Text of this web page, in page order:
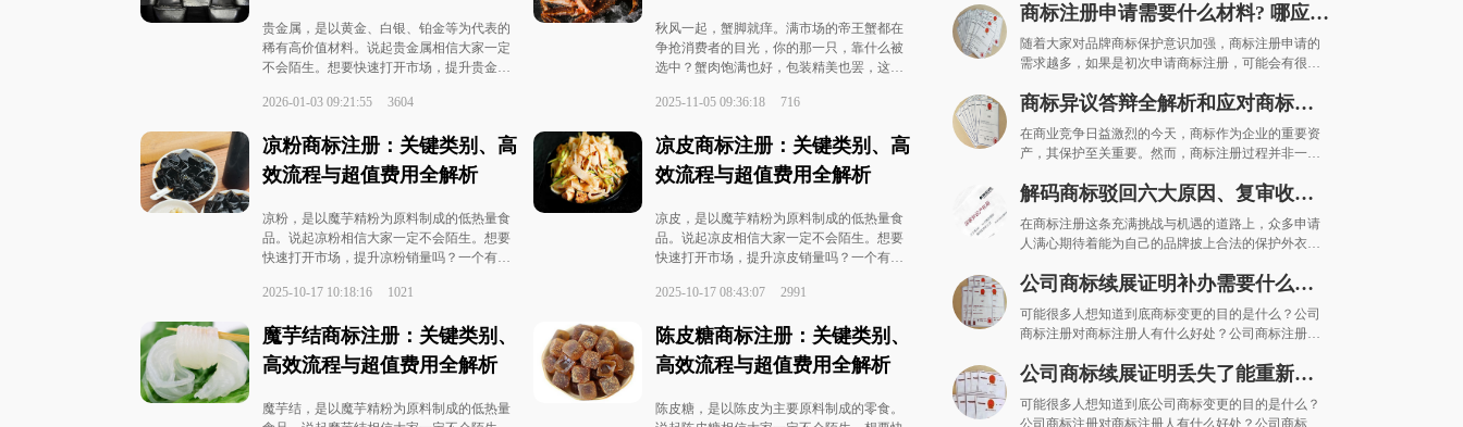
贵金属，是以黄金、白银、铂金等为代表的
稀有高价值材料。说起贵金属相信大家一定
不会陌生。想要快速打开市场，提升贵金属
性的贵金属商标至关重要！不仅能帮助您的
2026-01-03 09:21:55 3604
秋风一起，蟹脚就痒。满市场的帝王蟹都在
争抢消费者的目光，你的那一只，靠什么被
选中？蟹肉饱满也好，包装精美也罢，这一
块压舱石。石头不稳，巨轮也可能倾覆。我
2025-11-05 09:36:18 716
凉粉商标注册：关键类别、高
效流程与超值费用全解析
凉粉，是以魔芋精粉为原料制成的低热量食
品。说起凉粉相信大家一定不会陌生。想要
快速打开市场，提升凉粉销量吗？一个有自
助您的凉粉在众多同类产品中脱颖而出，更
2025-10-17 10:18:16 1021
凉皮商标注册：关键类别、高
效流程与超值费用全解析
凉皮，是以魔芋精粉为原料制成的低热量食
品。说起凉皮相信大家一定不会陌生。想要
快速打开市场，提升凉皮销量吗？一个有自
助您的凉皮在众多同类产品中脱颖而出，更
2025-10-17 08:43:07 2991
魔芋结商标注册：关键类别、
高效流程与超值费用全解析
魔芋结，是以魔芋精粉为原料制成的低热量
陈皮糖商标注册：关键类别、
高效流程与超值费用全解析
陈皮糖，是以陈皮为主要原料制成的零食。
商标注册申请需要什么材料? 哪应当
怎样准备需要提供条件资料！
随着大家对品牌商标保护意识加强，商标注册申请的
需求越多，如果是初次申请商标注册，可能会有很多
标注册需要什么材料？清楚明白商标注册申请所需什
商标异议答辩全解析和应对商标异
议的关键之道
在商业竞争日益激烈的今天，商标作为企业的重要资
产，其保护至关重要。然而，商标注册过程并非一帆
商标异议答辩就成为了维护商标权益的关键步骤。那
解码商标驳回六大原因、复审收费
及应对策略一览
在商标注册这条充满挑战与机遇的道路上，众多申请
人满心期待着能为自己的品牌披上合法的保护外衣，
虎，却常让不少人美梦暂歇。今天，咱们就来深入探
公司商标续展证明补办需要什么资
料？
可能很多人想知道到底商标变更的目的是什么？公司
商标注册对商标注册人有什么好处？公司商标注册对
注册的问题有哪些？为什么要进行商标续费？公司商
公司商标续展证明丢失了能重新补
发吗？
可能很多人想知道到底公司商标变更的目的是什么？
公司商标注册对商标注册人有什么好处？公司商标注